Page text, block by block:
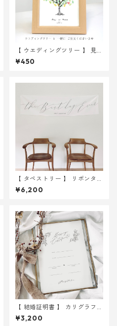
【 ウエディングツリー 】 見
本 2Lサイズ紙
¥450
【 タペストリー 】 リボンタペ
ストリー 45 × 180cm お名前
入れ無し ｜ 結婚式 ウェディ
¥6,200
【 結婚証明書 】 カリグラフィ
ーA4 用紙のみ 選べる10種 ｜
結婚式 ウェディング
¥3,200